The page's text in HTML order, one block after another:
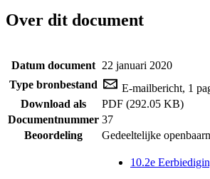
Over dit document
Datum document 22 januari 2020
Type bronbestand
E-mailbericht, 1
Download als
PDF (292.05 KB)
Documentnummer 37
Beoordeling
Gedeeltelijke
10.2e